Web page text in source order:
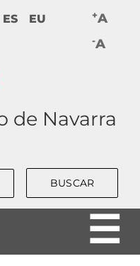
de Navarra
ES EU +A
-A